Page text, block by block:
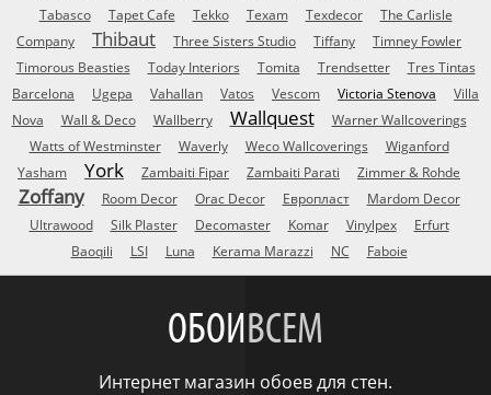
Tabasco
Tapet Cafe Tekko Texam Texdecor
The Carlisle
Company
Thibaut Three Sisters Studio Tiffany
Timney Fowler
Timorous Beasties
Today Interiors Tomita Trendsetter
Tres Tintas
Barcelona
Ugepa Vahallan Vatos Vescom Victoria Stenova
Villa
Nova
Wall & Deco Wallberry Wallquest
Warner Wallcoverings
Watts of Westminster
Waverly Weco Wallcoverings
Wiganford
Yasham
York Zambaiti Fipar Zambaiti Parati Zimmer & Rohde
Zoffany Room Decor Orac Decor Европласт
Mardom Decor
Ultrawood
Silk Plaster Decomaster Komar Vinylpex
Erfurt
Baoqili
LSI Luna Kerama Marazzi NC Faboie
ОБОИВСЕМ
Интернет магазин обоев для стен.